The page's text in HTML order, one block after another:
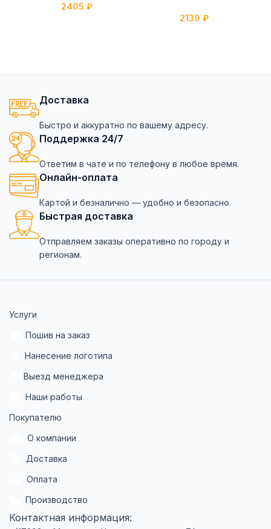
2405 ₽
2139 ₽
Доставка
Быстро и аккуратно по вашему адресу.
Поддержка 24/7
Ответим в чате и по телефону в любое время.
Онлайн-оплата
Картой и безналично — удобно и безопасно.
Быстрая доставка
Отправляем заказы оперативно по городу и
регионам.
Услуги
Пошив на заказ
Нанесение логотипа
Выезд менеджера
Наши работы
Покупателю
О компании
Доставка
Оплата
Производство
Контактная информация: